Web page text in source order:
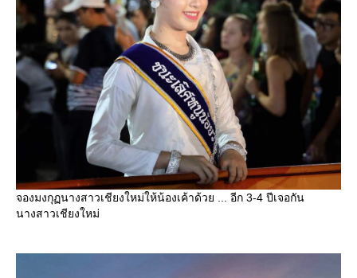
จองมงกุฏนางสาวเชียงใหม่ให้น้องเค้าด้วย ... อีก 3-4 ปีเจอกัน
นางสาวเชียงใหม่